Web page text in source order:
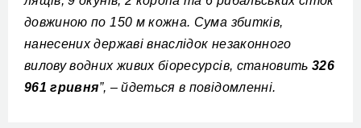
довжиною по 150 м кожна. Сума збитків,
нанесених державі внаслідок незаконного
вилову водних живих біоресурсів, становить326
961 гривня”, – йдеться в повідомленні.